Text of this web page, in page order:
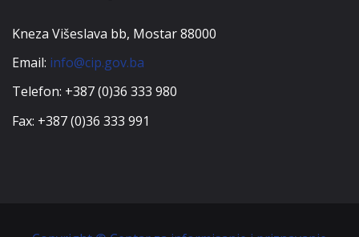
Kneza Višeslava bb, Mostar 88000
Email: info@cip.gov.ba
Telefon: +387 (0)36 333 980
Fax: +387 (0)36 333 991